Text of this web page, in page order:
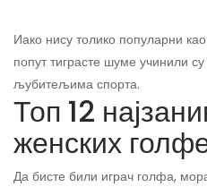
Иако нису толико популарни
попут тиграсте шуме учинили
љубитељима спорта.
Топ 12
женских
Да бисте били играч голфа,